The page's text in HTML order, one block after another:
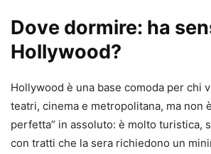
Dove dormire: ha
Hollywood?
Hollywood è una base comoda per chi
teatri, cinema e metropolitana, ma non
perfetta” in assoluto: è molto turistica,
con tratti che la sera richiedono un